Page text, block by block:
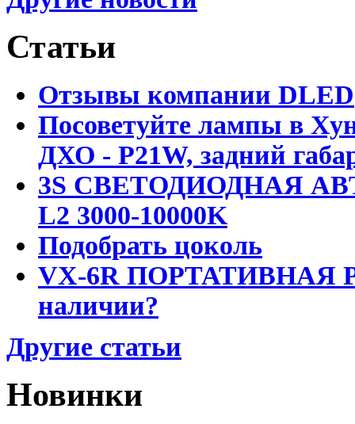
Статьи
Отзывы компании DLED
Посоветуйте лампы в
ДХО - P21W, задний
3S СВЕТОДИОДНАЯ
L2 3000-10000K
Подобрать цоколь
VX-6R ПОРТАТИВНАЯ
наличии?
Другие статьи
Новинки